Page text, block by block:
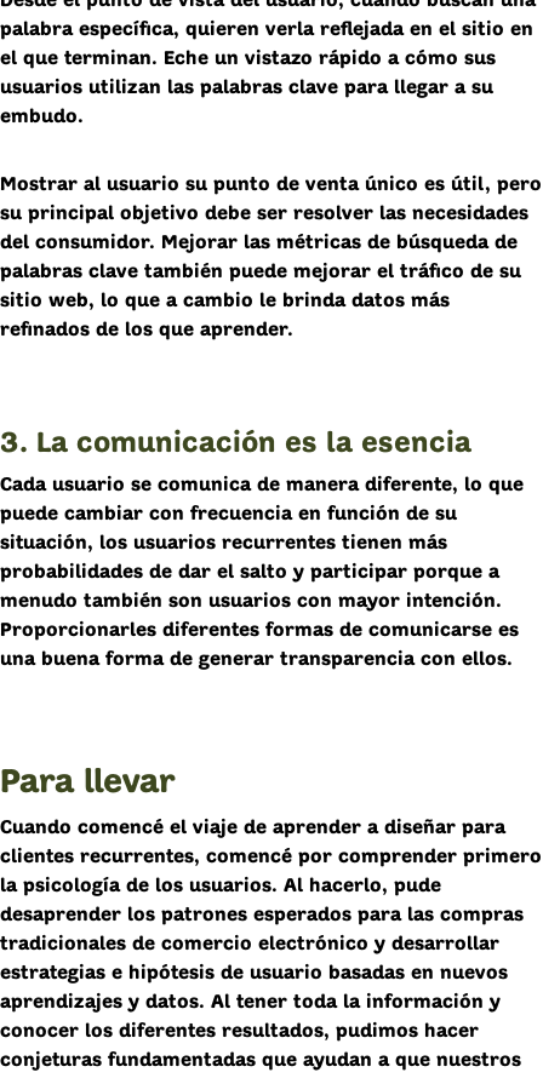
palabra específica, quieren verla reflejada en el sitio en
el que terminan. Eche un vistazo rápido a cómo sus
usuarios utilizan las palabras clave para llegar a su
embudo.
Mostrar al usuario su punto de venta único es útil, pero
su principal objetivo debe ser resolver las necesidades
del consumidor. Mejorar las métricas de búsqueda de
palabras clave también puede mejorar el tráfico de su
sitio web, lo que a cambio le brinda datos más
refinados de los que aprender.
3. La comunicación es la esencia
Cada usuario se comunica de manera diferente, lo que
puede cambiar con frecuencia en función de su
situación, los usuarios recurrentes tienen más
probabilidades de dar el salto y participar porque a
menudo también son usuarios con mayor intención.
Proporcionarles diferentes formas de comunicarse es
una buena forma de generar transparencia con ellos.
Para llevar
Cuando comencé el viaje de aprender a diseñar para
clientes recurrentes, comencé por comprender primero
la psicología de los usuarios. Al hacerlo, pude
desaprender los patrones esperados para las compras
tradicionales de comercio electrónico y desarrollar
estrategias e hipótesis de usuario basadas en nuevos
aprendizajes y datos. Al tener toda la información y
conocer los diferentes resultados, pudimos hacer
conjeturas fundamentadas que ayudan a que nuestros